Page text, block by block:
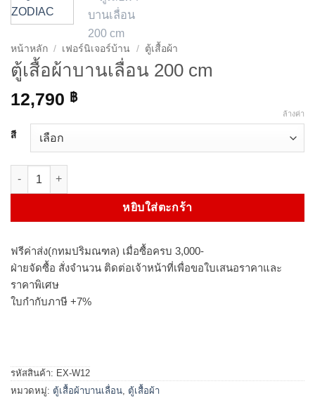
หน้าหลัก / เฟอร์นิเจอร์บ้าน / ตู้เสื้อผ้า
ตู้เสื้อผ้าบานเลื่อน 200 cm
12,790 ฿
สี
ล้างค่า
หยิบใส่ตะกร้า
ฟรีค่าส่ง(กทมปริมณฑล) เมื่อซื้อครบ 3,000-
ฝ่ายจัดซื้อ สั่งจำนวน ติดต่อเจ้าหน้าที่เพื่อขอใบเสนอราคาและ
ราคาพิเศษ
ใบกำกับภาษี +7%
รหัสสินค้า: EX-W12
หมวดหมู่: ตู้เสื้อผ้าบานเลื่อน ตู้เสื้อผ้า